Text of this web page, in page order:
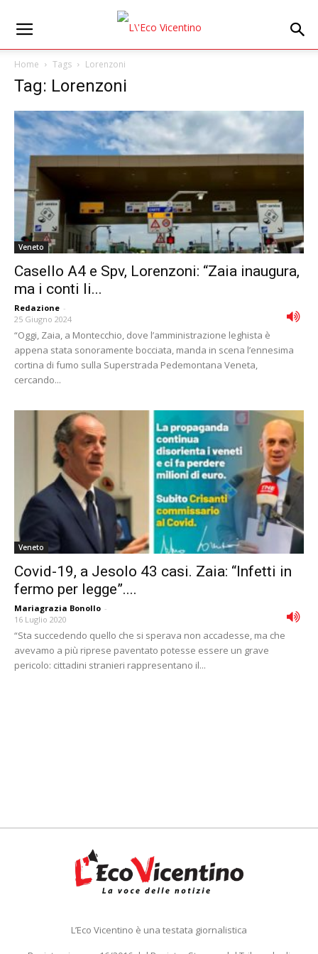
Home Tags Lorenzoni
Tag: Lorenzoni
Veneto
Casello A4 e Spv, Lorenzoni: “Zaia inaugura,
ma i conti li...
Redazione -
25 Giugno 2024
“Oggi, Zaia, a Montecchio, dove l’amministrazione leghista è
appena stata sonoramente bocciata, manda in scena l’ennesima
cortina di fumo sulla Superstrada Pedemontana Veneta,
cercando...
Veneto
Covid-19, a Jesolo 43 casi. Zaia: “Infetti in
fermo per legge”....
Mariagrazia Bonollo -
16 Luglio 2020
“Sta succedendo quello che si sperava non accadesse, ma che
avevamo a più riprese paventato potesse essere un grave
pericolo: cittadini stranieri rappresentano il...
L’Eco Vicentino è una testata giornalistica